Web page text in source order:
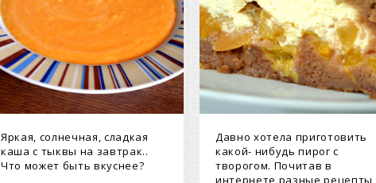
Яркая, солнечная, сладкая
каша с тыквы на завтрак..
Что может быть вкуснее?
Давно хотела приготовить
какой- нибудь пирог с
творогом. Почитав в
интернете разные рецепты,